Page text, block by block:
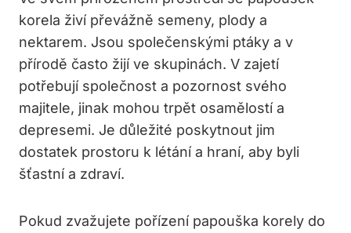
korela živí převážně semeny, plody a
nektarem. Jsou společenskými ptáky a v
přírodě často žijí ve skupinách. V zajetí
potřebují společnost a pozornost svého
majitele, jinak mohou trpět osamělostí a
depresemi. Je důležité poskytnout jim
dostatek prostoru k létání a hraní, aby byli
šťastní a zdraví.
Pokud zvažujete pořízení papouška korely do